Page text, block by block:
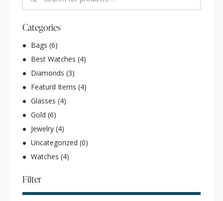
Categories
Bags (6)
Best Watches (4)
Diamonds (3)
Featurd Items (4)
Glasses (4)
Gold (6)
Jewelry (4)
Uncategorized (0)
Watches (4)
Filter